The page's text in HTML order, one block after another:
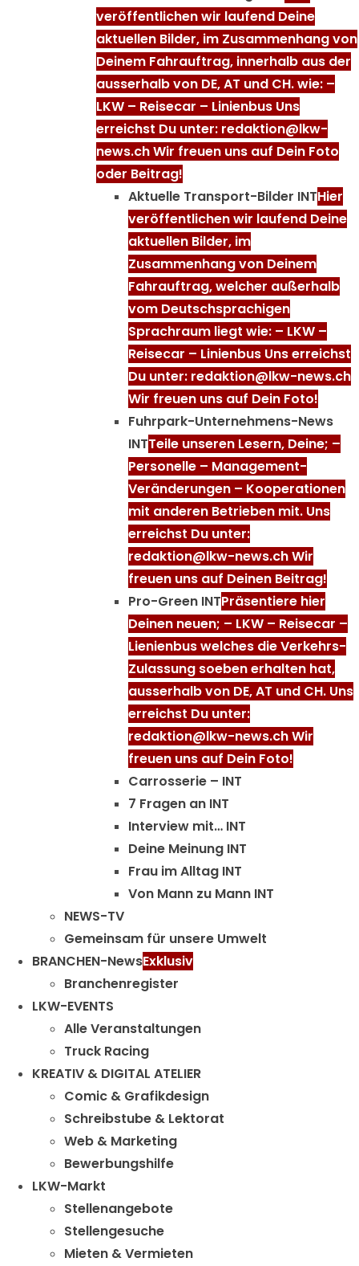
veröffentlichen wir laufend Deine
aktuellen Bilder, im Zusammenhang von
Deinem Fahrauftrag, innerhalb aus der
ausserhalb von DE, AT und CH. wie: –
LKW – Reisecar – Linienbus Uns
erreichst Du unter: redaktion@lkw-
news.ch Wir freuen uns auf Dein Foto
oder Beitrag!
Aktuelle Transport-Bilder INTHier
veröffentlichen wir laufend Deine
aktuellen Bilder, im
Zusammenhang von Deinem
Fahrauftrag, welcher außerhalb
vom Deutschsprachigen
Sprachraum liegt wie: – LKW –
Reisecar – Linienbus Uns erreichst
Du unter: redaktion@lkw-news.ch
Wir freuen uns auf Dein Foto!
Fuhrpark-Unternehmens-News
INTTeile unseren Lesern, Deine; –
Personelle – Management-
Veränderungen – Kooperationen
mit anderen Betrieben mit. Uns
erreichst Du unter:
redaktion@lkw-news.ch Wir
freuen uns auf Deinen Beitrag!
Pro-Green INTPräsentiere hier
Deinen neuen; – LKW – Reisecar –
Lienienbus welches die Verkehrs-
Zulassung soeben erhalten hat,
ausserhalb von DE, AT und CH. Uns
erreichst Du unter:
redaktion@lkw-news.ch Wir
freuen uns auf Dein Foto!
Carrosserie – INT
7 Fragen an INT
Interview mit… INT
Deine Meinung INT
Frau im Alltag INT
Von Mann zu Mann INT
NEWS-TV
Gemeinsam für unsere Umwelt
BRANCHEN-NewsExklusiv
Branchenregister
LKW-EVENTS
Alle Veranstaltungen
Truck Racing
KREATIV & DIGITAL ATELIER
Comic & Grafikdesign
Schreibstube & Lektorat
Web & Marketing
Bewerbungshilfe
LKW-Markt
Stellenangebote
Stellengesuche
Mieten & Vermieten